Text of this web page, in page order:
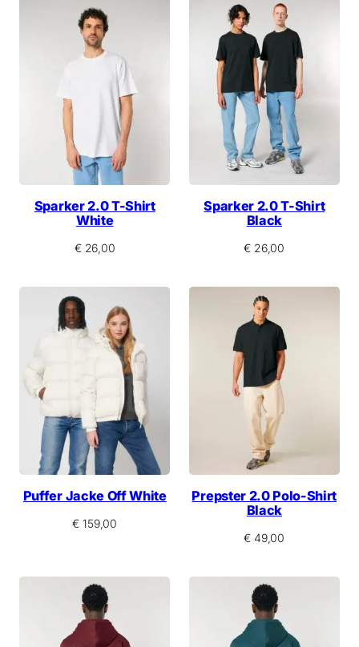
Sparker 2.0 T-Shirt
White
€26,00
Sparker 2.0 T-Shirt
Black
€ 26,00
Puffer Jacke Off White
€ 159,00
Prepster 2.0 Polo-Shirt
Black
€ 49,00